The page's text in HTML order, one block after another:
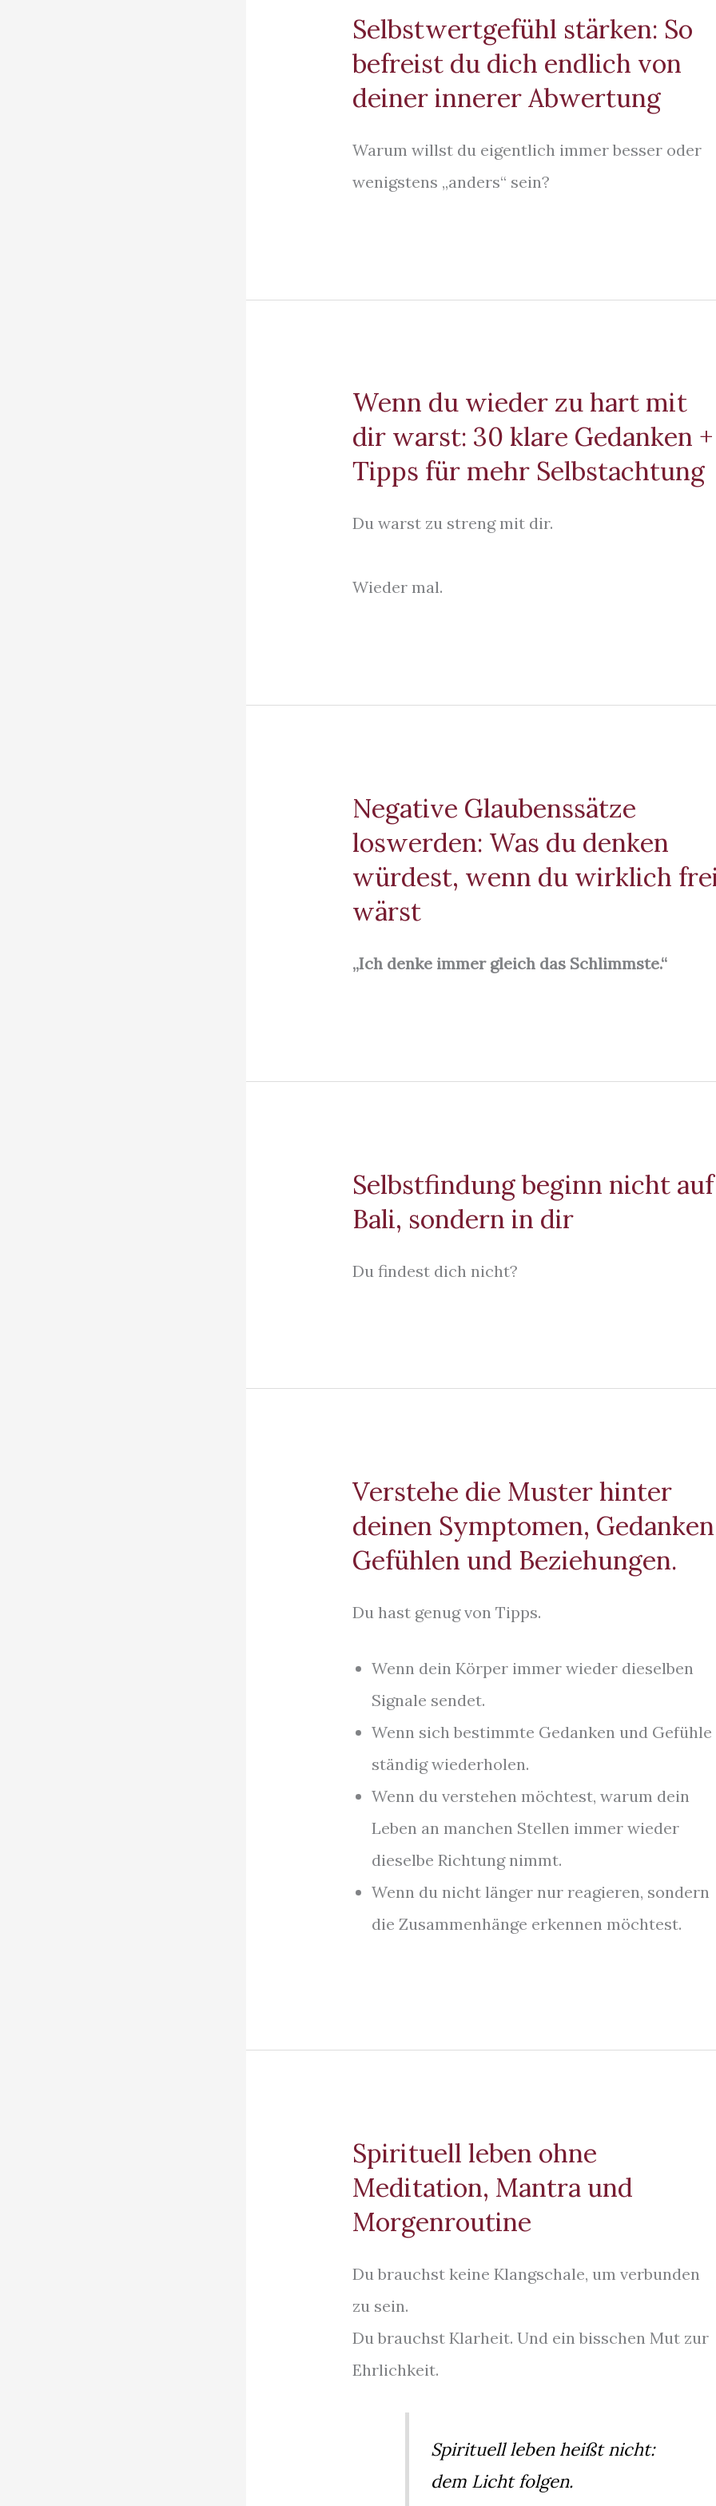
Selbstwertgefühl stärken: So
befreist du dich endlich von
deiner innerer Abwertung
Warum willst du eigentlich immer besser oder
wenigstens „anders“ sein?
Wenn du wieder zu hart mit
dir warst: 30 klare Gedanken +
Tipps für mehr Selbstachtung
Du warst zu streng mit dir.
Wieder mal.
Negative Glaubenssätze
loswerden: Was du denken
würdest, wenn du wirklich
wärst
„Ich denke immer gleich das Schlimmste.“
Selbstfindung beginn nicht auf
Bali, sondern in dir
Du findest dich nicht?
Verstehe die Muster hinter
deinen Symptomen,
Gefühlen und Beziehungen.
Du hast genug von Tipps.
Wenn dein Körper immer wieder dieselben
Signale sendet.
Wenn sich bestimmte Gedanken und Gefühle
ständig wiederholen.
Wenn du verstehen möchtest, warum dein
Leben an manchen Stellen immer wieder
dieselbe Richtung nimmt.
Wenn du nicht länger nur reagieren, sondern
die Zusammenhänge erkennen möchtest.
Spirituell leben ohne
Meditation, Mantra und
Morgenroutine
Du brauchst keine Klangschale, um verbunden
zu sein.
Du brauchst Klarheit. Und ein bisschen Mut zur
Ehrlichkeit.
Spirituell leben heißt nicht:
dem Licht folgen.